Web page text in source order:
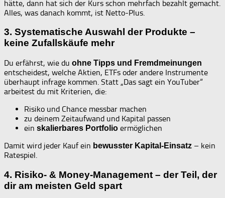
hätte, dann hat sich der Kurs schon mehrfach bezahlt gemacht.
Alles, was danach kommt, ist Netto-Plus.
3. Systematische Auswahl der Produkte –
keine Zufallskäufe mehr
Du erfährst, wie du ohne Tipps und Fremdmeinungen
entscheidest, welche Aktien, ETFs oder andere Instrumente
überhaupt infrage kommen. Statt „Das sagt ein YouTuber“
arbeitest du mit Kriterien, die:
Risiko und Chance messbar machen
zu deinem Zeitaufwand und Kapital passen
ein skalierbares Portfolio ermöglichen
Damit wird jeder Kauf ein bewusster Kapital-Einsatz – kein
Ratespiel.
4. Risiko- & Money-Management – der Teil, der
dir am meisten Geld spart